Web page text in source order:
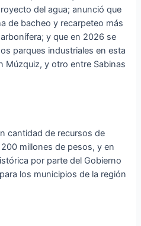
del agua; anunció que
de bacheo y recarpeteo más
y que en 2026 se
parques industriales en esta
Múzquiz, y otro entre Sabinas
cantidad de recursos de
millones de pesos, y en
por parte del Gobierno
los municipios de la región